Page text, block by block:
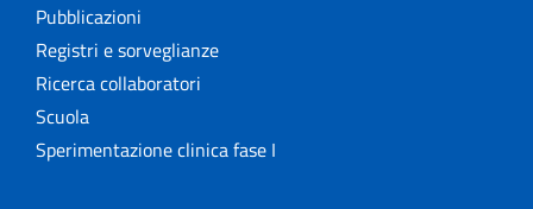
Pubblicazioni
Registri e sorveglianze
Ricerca collaboratori
Scuola
Sperimentazione clinica fase I